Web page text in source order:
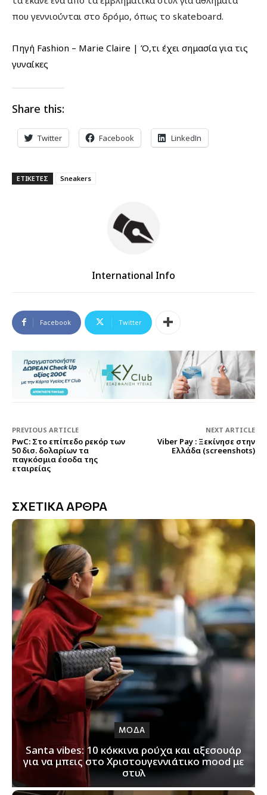
που γεννιούνται στο δρόμο, όπως το skateboard.
Πηγή Fashion – Marie Claire | Ό,τι έχει σημασία για τις
γυναίκες
Share this:
Twitter Facebook LinkedIn
ΕΤΙΚΕΤΕΣ Sneakers
International Info
Facebook Twitter
PREVIOUS ARTICLE
PwC: Στο επίπεδο ρεκόρ των
50 δισ. δολαρίων τα
παγκόσμια έσοδα της
εταιρείας
NEXT ARTICLE
Viber Pay : Ξεκίνησε στην
Ελλάδα (screenshots)
ΣΧΕΤΙΚΑ ΑΡΘΡΑ
ΜΟΔΑ
Santa vibes: 10 κόκκινα ρούχα και αξεσουάρ
για να μπεις στο Χριστουγεννιάτικο mood με
στυλ